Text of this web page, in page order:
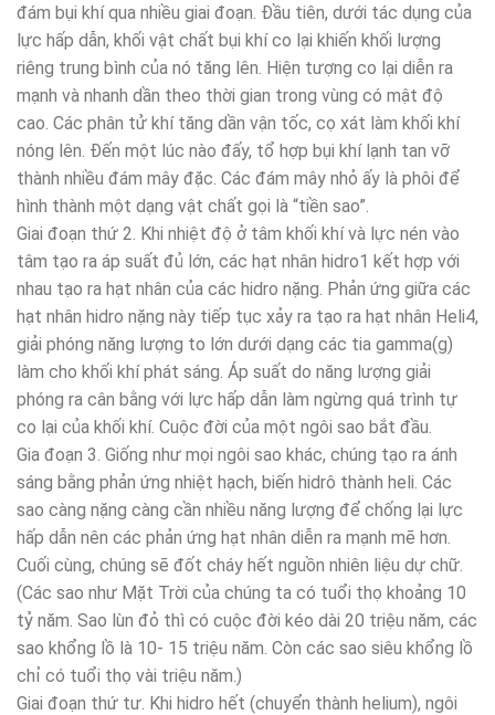
đám bụi khí qua nhiều giai đoạn. Đầu tiên, dưới tác dụng của
lực hấp dẫn, khối vật chất bụi khí co lại khiến khối lượng
riêng trung bình của nó tăng lên. Hiện tượng co lại diễn ra
mạnh và nhanh dần theo thời gian trong vùng có mật độ
cao. Các phân tử khí tăng dần vận tốc, cọ xát làm khối khí
nóng lên. Đến một lúc nào đấy, tổ hợp bụi khí lạnh tan vỡ
thành nhiều đám mây đặc. Các đám mây nhỏ ấy là phôi để
hình thành một dạng vật chất gọi là “tiền sao”.
Giai đoạn thứ 2. Khi nhiệt độ ở tâm khối khí và lực nén vào
tâm tạo ra áp suất đủ lớn, các hạt nhân hidro1 kết hợp với
nhau tạo ra hạt nhân của các hidro nặng. Phản ứng giữa các
hạt nhân hidro nặng này tiếp tục xảy ra tạo ra hạt nhân Heli4,
giải phóng năng lượng to lớn dưới dạng các tia gamma(g)
làm cho khối khí phát sáng. Áp suất do năng lượng giải
phóng ra cân bằng với lực hấp dẫn làm ngừng quá trình tự
co lại của khối khí. Cuộc đời của một ngôi sao bắt đầu.
Gia đoạn 3. Giống như mọi ngôi sao khác, chúng tạo ra ánh
sáng bằng phản ứng nhiệt hạch, biến hidrô thành heli. Các
sao càng nặng càng cần nhiều năng lượng để chống lại lực
hấp dẫn nên các phản ứng hạt nhân diễn ra mạnh mẽ hơn.
Cuối cùng, chúng sẽ đốt cháy hết nguồn nhiên liệu dự chữ.
(Các sao như Mặt Trời của chúng ta có tuổi thọ khoảng 10
tỷ năm. Sao lùn đỏ thì có cuộc đời kéo dài 20 triệu năm, các
sao khổng lồ là 10- 15 triệu năm. Còn các sao siêu khổng lồ
chỉ có tuổi thọ vài triệu năm.)
Giai đoạn thứ tư. Khi hidro hết (chuyển thành helium), ngôi